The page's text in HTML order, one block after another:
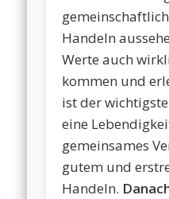
Handeln
Werte auch
kommen und
ist der
eine
gemeinsames
gutem und
Handeln.